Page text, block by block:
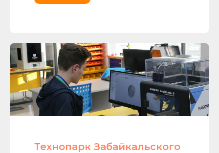
Технопарк Забайкальского